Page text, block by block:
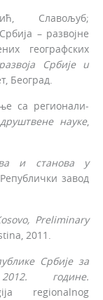
Славољуб;
– развојне
географских
Србије u
Београд.
са регионали­
науке,
и станова у
завод
, Preliminary
2011.
Србије за
године.
regionalnog